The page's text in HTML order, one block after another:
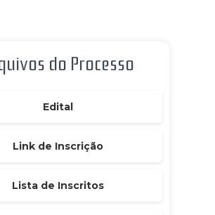
do Processo
Edital
Link de Inscrição
Lista de Inscritos